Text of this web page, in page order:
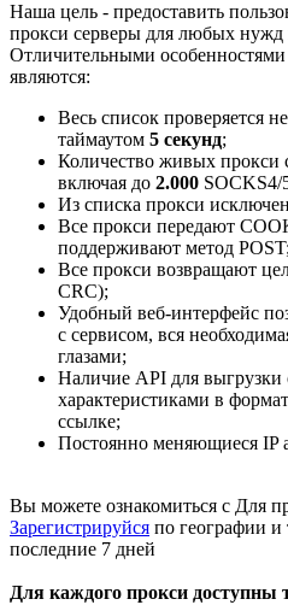
Наша цель - предоставить
прокси серверы для любых
Отличительными
являются:
Весь список проверяется
таймаутом 5 секунд;
Количество живых прокси
включая до 2.000 SOCKS4/
Из списка прокси
Все прокси передают
поддерживают метод
Все прокси возвращают
CRC);
Удобный веб-интерфейс
с сервисом, вся
глазами;
Наличие API для выгрузки
характеристиками в
ссылке;
Постоянно меняющиеся IP
Вы можете ознакомиться с Для
Зарегистрируйся по географии и
последние 7 дней
Для каждого прокси доступны